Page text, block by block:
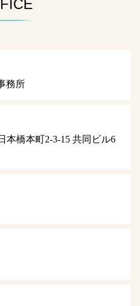
務所
本橋本町2-3-15 共同ビル6